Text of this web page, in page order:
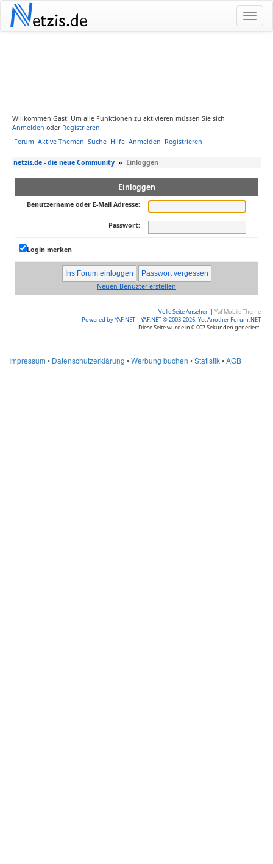
Netzis.de
Willkommen Gast! Um alle Funktionen zu aktivieren müssen Sie sich
Anmelden oder Registrieren.
Forum Aktive Themen Suche Hilfe Anmelden Registrieren
netzis.de - die neue Community » Einloggen
Einloggen
Benutzername oder E-Mail Adresse:
Passwort:
Login merken
Neuen Benuzter erstellen
Volle Seite Ansehen | Yaf Mobile Theme
Powered by YAF.NET | YAF.NET © 2003-2026, Yet Another Forum.NET
Diese Seite wurde in 0.007 Sekunden generiert.
Impressum • Datenschutzerklärung •Werbung buchen •Statistik•AGB